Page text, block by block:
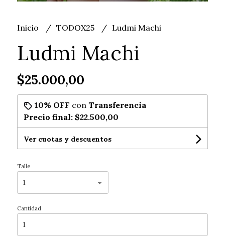
Inicio TODOX25 Ludmi Machi
Ludmi Machi
$25.000,00
10% OFF con Transferencia
Precio final: $22.500,00
Ver cuotas y descuentos
Talle
Cantidad